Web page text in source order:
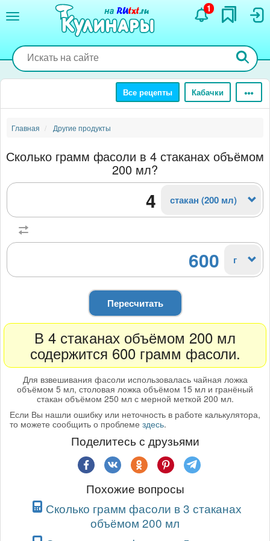
содержанию
1
Все рецепты Кабачки
Главная Другие продукты
Сколько грамм фасоли в 4 стаканах объёмом
200 мл?
стакан (200 мл)
600 г
Пересчитать
В 4 стаканах объёмом 200 мл
содержится 600 грамм фасоли.
Для взвешивания фасоли использовалась чайная ложка
объёмом 5 мл, столовая ложка объёмом 15 мл и гранёный
стакан объёмом 250 мл с мерной меткой 200 мл.
Если Вы нашли ошибку или неточность в работе калькулятора,
то можете сообщить о проблеме здесь.
Поделитесь с друзьями
Похожие вопросы
Сколько грамм фасоли в 3 стаканах
объёмом 200 мл